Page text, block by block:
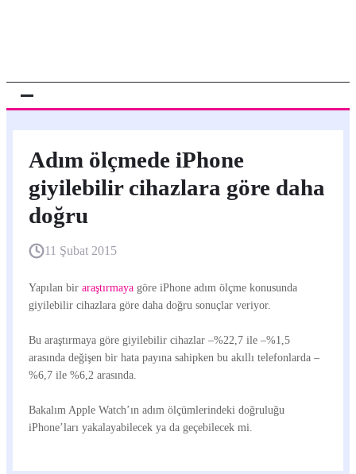
Adım ölçmede iPhone
giyilebilir cihazlara göre daha
doğru
11 Şubat 2015
Yapılan bir araştırmaya göre iPhone adım ölçme konusunda
giyilebilir cihazlara göre daha doğru sonuçlar veriyor.
Bu araştırmaya göre giyilebilir cihazlar –%22,7 ile –%1,5
arasında değişen bir hata payına sahipken bu akıllı telefonlarda –
%6,7 ile %6,2 arasında.
Bakalım Apple Watch’ın adım ölçümlerindeki doğruluğu
iPhone’ları yakalayabilecek ya da geçebilecek mi.